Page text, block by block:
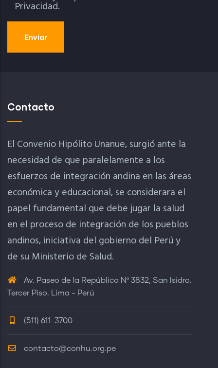
Privacidad.
Contacto
El Convenio Hipólito Unanue, surgió ante la
necesidad de que paralelamente a los
esfuerzos de integración andina en las áreas
económica y educacional, se considerara el
papel fundamental que debe jugar la salud
en el proceso de integración de los pueblos
andinos, iniciativa del gobierno del Perú y
de su Ministerio de Salud.
Av. Paseo de la República Nº 3832, San Isidro.
Tercer Piso. Lima - Perú
(511) 611-3700
contacto@conhu.org.pe